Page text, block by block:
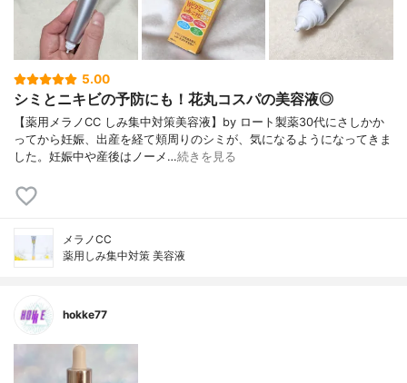
5.00
シミとニキビの予防にも！花丸コスパの美容液◎
【薬用メラノCC しみ集中対策美容液】by ロート製薬30代にさしかか
ってから妊娠、出産を経て頬周りのシミが、気になるようになってきま
した。妊娠中や産後はノーメ…続きを見る
メラノCC
薬用しみ集中対策 美容液
hokke77